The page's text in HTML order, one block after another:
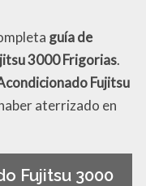
guía de
3000 Frigorias.
Fujitsu
aterrizado en
Fujitsu 3000